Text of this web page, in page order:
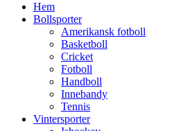
Hem
Bollsporter
Amerikansk fotboll
Basketboll
Cricket
Fotboll
Handboll
Innebandy
Tennis
Vintersporter